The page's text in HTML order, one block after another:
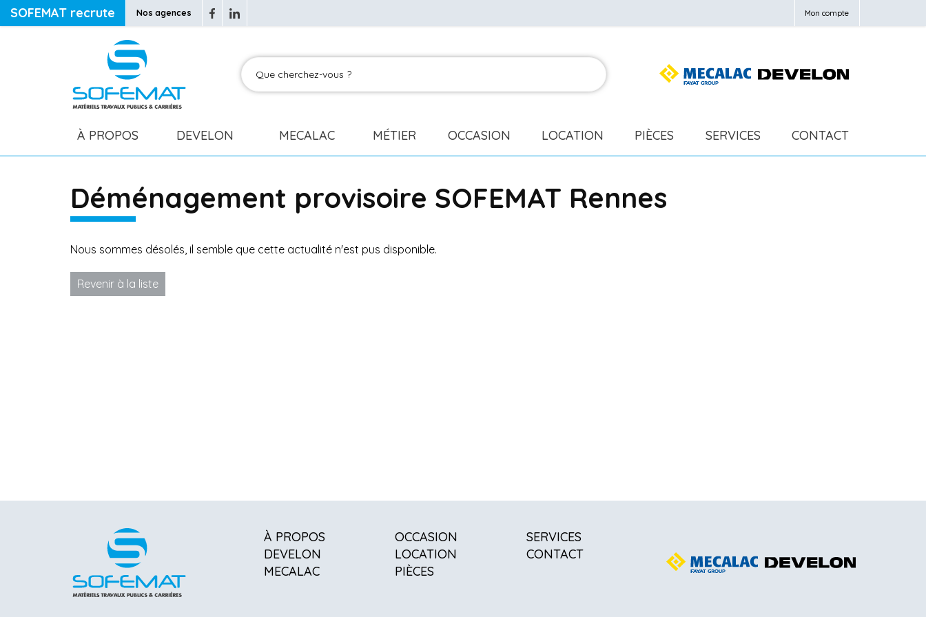
SOFEMAT recrute Nos agences Mon compte
À PROPOS DEVELON MECALAC MÉTIER OCCASION LOCATION PIÈCES SERVICES CONTACT
Déménagement provisoire SOFEMAT Rennes
Nous sommes désolés, il semble que cette actualité n'est pus disponible.
Revenir à la liste
À PROPOS
DEVELON
MECALAC
OCCASION
LOCATION
PIÈCES
SERVICES
CONTACT